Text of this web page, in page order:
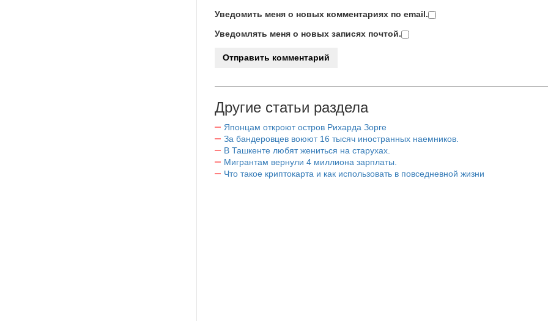
Уведомить меня о новых комментариях по email.
Уведомлять меня о новых записях почтой.
Другие статьи раздела
Японцам откроют остров Рихарда Зорге
За бандеровцев воюют 16 тысяч иностранных наемников.
В Ташкенте любят жениться на старухах.
Мигрантам вернули 4 миллиона зарплаты.
Что такое криптокарта и как использовать в повседневной жизни